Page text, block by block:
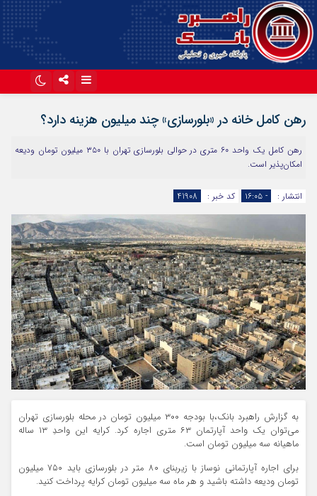
رهن کامل خانه در «بلورسازی» چند میلیون هزینه دارد؟
رهن کامل یک واحد ۶۰ متری در حوالی بلورسازی تهران با ۳۵۰ میلیون تومان ودیعه
امکان‌پذیر است.
انتشار : - ۱۶:۰۵ کد خبر : 41908
به گزارش راهبرد بانک،با بودجه ۳۰۰ میلیون تومان در محله بلورسازی تهران
می‌توان یک واحد آپارتمان ۶۳ متری اجاره کرد. کرایه این واحدِ ۱۳ ساله
ماهیانه سه میلیون تومان است.
برای اجاره آپارتمانی نوساز با زیربنای ۸۰ متر در بلورسازی باید ۷۵۰ میلیون
تومان ودیعه داشته باشید و هر ماه سه میلیون تومان کرایه پرداخت کنید.